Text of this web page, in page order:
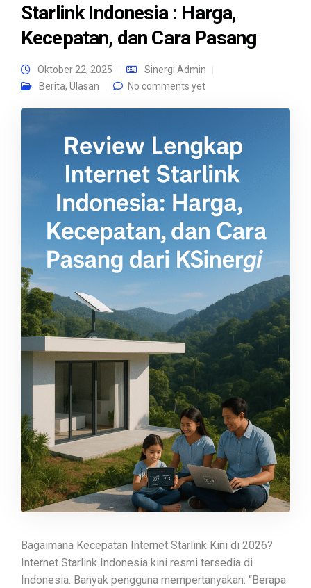
Starlink Indonesia : Harga,
Kecepatan, dan Cara Pasang
Oktober 22, 2025
Sinergi Admin
Berita, Ulasan No comments yet
Bagaimana Kecepatan Internet Starlink Kini di 2026?
Internet Starlink Indonesia kini resmi tersedia di
Indonesia. Banyak pengguna mempertanyakan: “Berapa